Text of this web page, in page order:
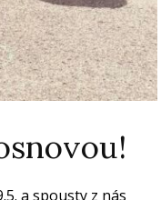
a spousty z nás